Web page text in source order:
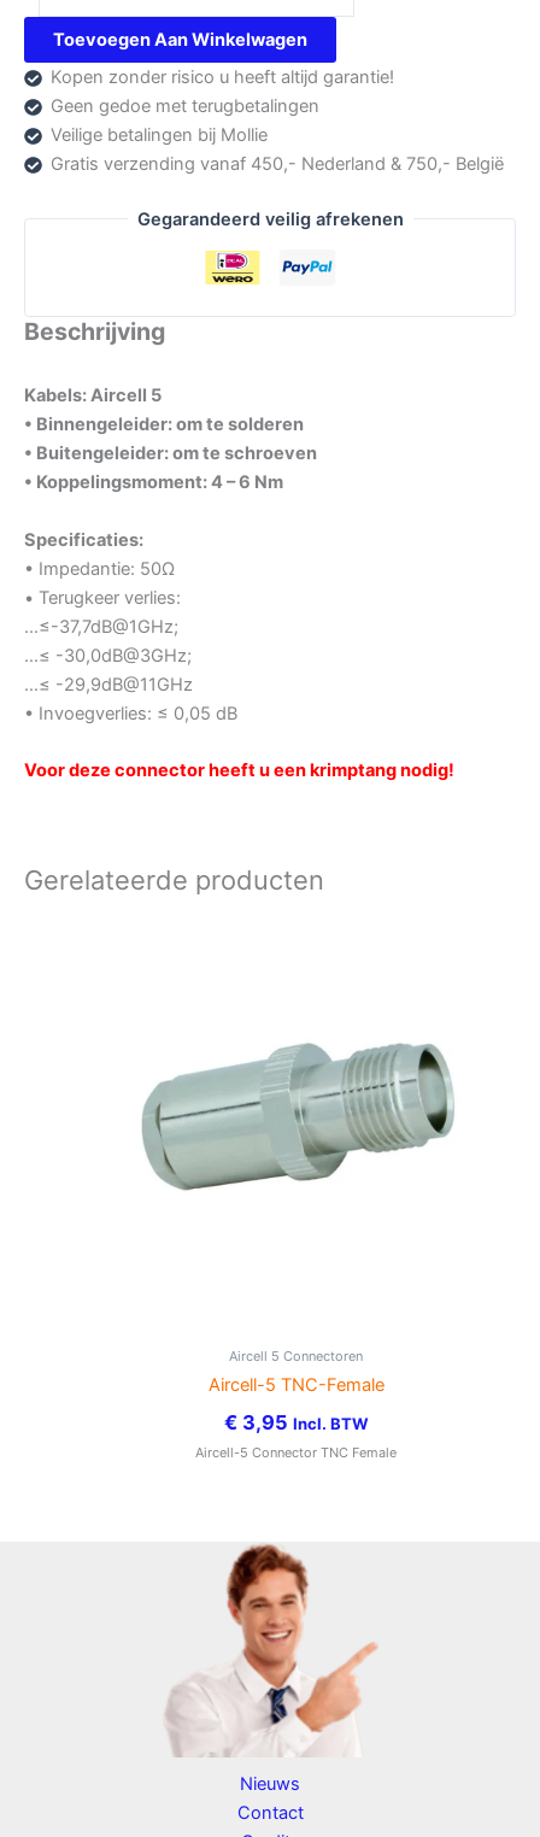
Male
Flange
aantal
Toevoegen Aan Winkelwagen
Kopen zonder risico u heeft altijd garantie!
Geen gedoe met terugbetalingen
Veilige betalingen bij Mollie
Gratis verzending vanaf 450,- Nederland & 750,- België
Gegarandeerd veilig afrekenen
Beschrijving
Kabels: Aircell 5
• Binnengeleider: om te solderen
• Buitengeleider: om te schroeven
• Koppelingsmoment: 4 – 6 Nm
Specificaties:
• Impedantie: 50Ω
• Terugkeer verlies:
…≤-37,7dB@1GHz;
…≤ -30,0dB@3GHz;
…≤ -29,9dB@11GHz
• Invoegverlies: ≤ 0,05 dB
Voor deze connector heeft u een krimptang nodig!
Gerelateerde producten
Aircell 5 Connectoren
Aircell-5 TNC-Female
€3,95 Incl. BTW
Aircell-5 Connector TNC Female
Nieuws
Contact